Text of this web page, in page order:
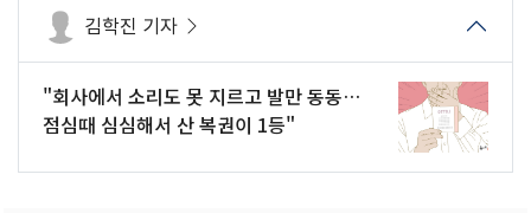
김학진 기자
"회사에서 소리도 못 지르고 발만 동동…
점심때 심심해서 산 복권이 1등"